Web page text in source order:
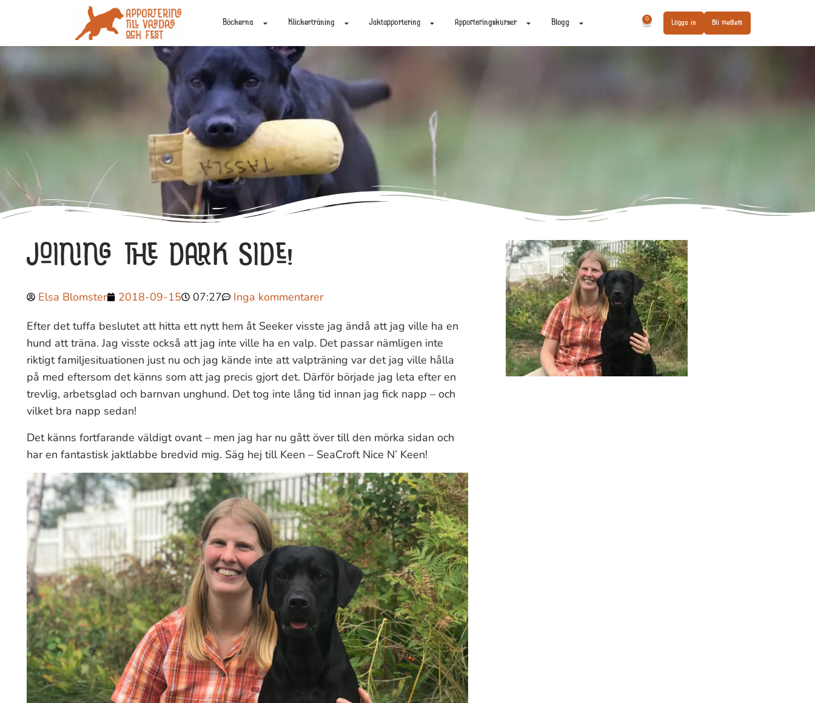
Böckerna Klickerträning Jaktapportering Apporteringskurser Blogg 0 Logga in Bli medlem
JOINING THE DARK SIDE!
Elsa Blomster 2018-09-15 07:27
Inga kommentarer
Efter det tuffa beslutet att hitta ett nytt hem åt Seeker visste jag ändå att jag ville ha en
hund att träna. Jag visste också att jag inte ville ha en valp. Det passar nämligen inte
riktigt familjesituationen just nu och jag kände inte att valpträning var det jag ville hålla
på med eftersom det känns som att jag precis gjort det. Därför började jag leta efter en
trevlig, arbetsglad och barnvan unghund. Det tog inte lång tid innan jag fick napp – och
vilket bra napp sedan!
Det känns fortfarande väldigt ovant – men jag har nu gått över till den mörka sidan och
har en fantastisk jaktlabbe bredvid mig. Säg hej till Keen – SeaCroft Nice N’ Keen!